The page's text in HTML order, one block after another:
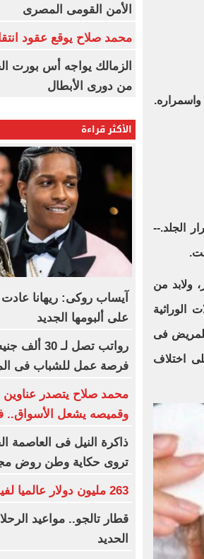
.
الجلد.
--
.
ولابد من
الوراثية
للمريض فى
اختلاف
الأمن القومى المصرى
محمد صلاح يوقع عقود
الزمالك يواجه أس بورت
من دورى الأبطال
الأكثر قراءة
آيساب روكى: ريهانا
على ألبومها الجديد
فرصة عمل للشباب فى
محمد صلاح يتصدر عناوين
وقميصه يشعل الأسواق..
ذاكرة النيل فى العاصمة
تروى حكاية وطن روض
263 مليون دولار عالميا لفيلم Moana
قطار تالجو.. مواعيد
الحديد